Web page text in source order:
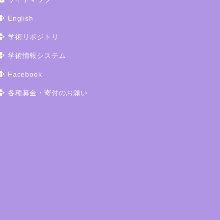
English
学術リポジトリ
学術情報システム
Facebook
各種募金・寄付のお願い